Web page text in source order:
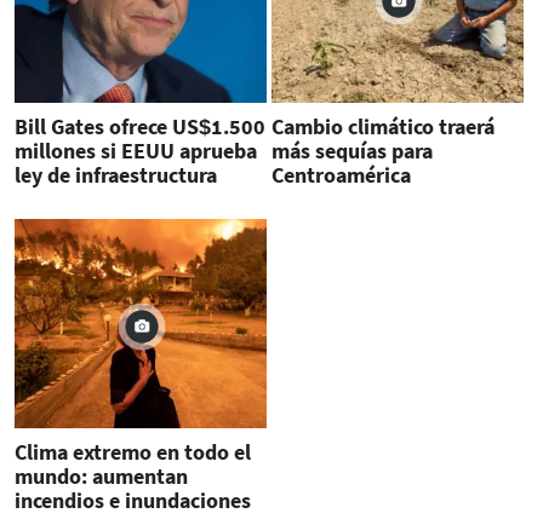
Bill Gates ofrece US$1.500
millones si EEUU aprueba
ley de infraestructura
Cambio climático traerá
más sequías para
Centroamérica
Clima extremo en todo el
mundo: aumentan
incendios e inundaciones